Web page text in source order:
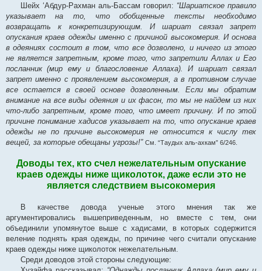
Шейх ‘Абдур-Рахман аль-Бассам говорил: “Шариатское правило
указывает на то, что обобщенные тексты необходимо
возвращать к конкретизирующим. И шариат связал запрет
опускания краев одежды именно с причиной высокомерия. И основа
в одеяниях состоит в том, что все дозволено, и ничего из этого
не является запретным, кроме того, что запретили Аллах и Его
посланник (мир ему и благословение Аллаха). И шариат связал
запрет именно с проявлением высокомерия, а в противном случае
все остается в своей основе дозволенным. Если мы обратим
внимание на все виды одеяния и их фасон, то мы не найдем из них
что-либо запретным, кроме того, что имеет причину. И по этой
причине понимание хадисов указывает на то, что опускание краев
одежды не по причине высокомерия не относится к числу тех
вещей, за которые обещаны угрозы!” См. “Таудых аль-ахкам” 6/246.
Доводы тех, кто счел нежелательным опускание
краев одежды ниже щиколоток, даже если это не
является следствием высокомерия
В качестве довода ученые этого мнения так же
аргументировались вышеприведенным, но вместе с тем, они
объединили упомянутое выше с хадисами, в которых содержится
веление поднять края одежды, по причине чего считали опускание
краев одежды ниже щиколоток нежелательным.
Среди доводов этой стороны следующие: